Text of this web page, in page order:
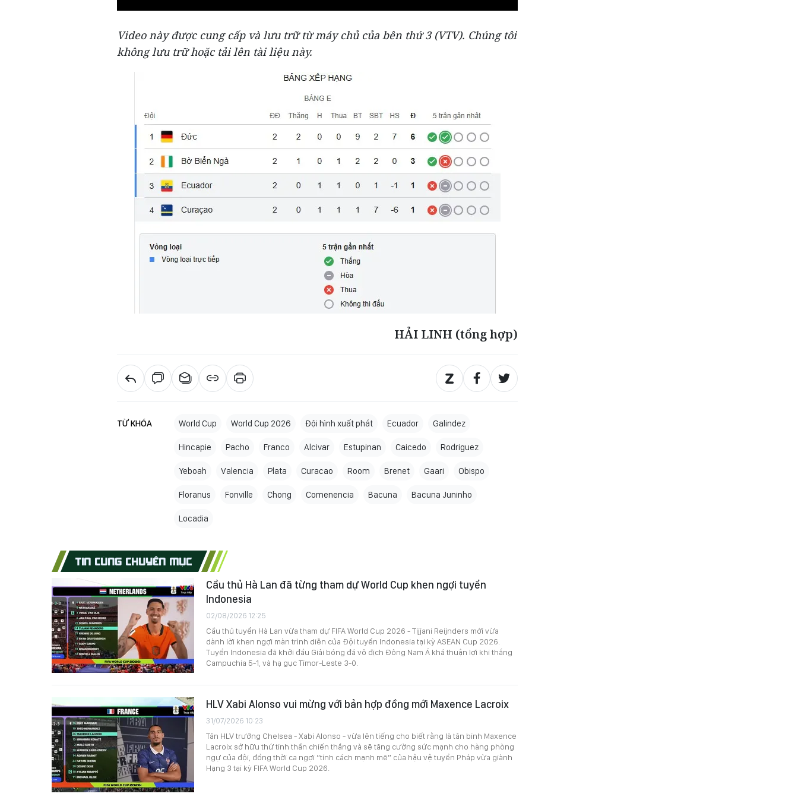
Video này được cung cấp và lưu trữ từ máy chủ của bên thứ 3 (VTV). Chúng tôi
không lưu trữ hoặc tải lên tài liệu này.
HẢI LINH (tổng hợp)
TỪ KHÓA World Cup World Cup 2026 Đội hình xuất phát Ecuador Galindez
Hincapie Pacho Franco Alcivar Estupinan Caicedo Rodriguez
Yeboah Valencia Plata Curacao Room Brenet Gaari Obispo
Floranus Fonville Chong Comenencia Bacuna Bacuna Juninho
Locadia
TIN CÙNG CHUYÊN MỤC
Cầu thủ Hà Lan đã từng tham dự World Cup khen ngợi tuyển
Indonesia
02/08/2026 12:25
Cầu thủ tuyển Hà Lan vừa tham dự FIFA World Cup 2026 - Tijjani Reijnders mới vừa
dành lời khen ngợi màn trình diễn của Đội tuyển Indonesia tại kỳ ASEAN Cup 2026.
Tuyển Indonesia đã khởi đầu Giải bóng đá vô địch Đông Nam Á khá thuận lợi khi thắng
Campuchia 5-1, và hạ gục Timor-Leste 3-0.
HLV Xabi Alonso vui mừng với bản hợp đồng mới Maxence Lacroix
31/07/2026 10:23
Tân HLV trưởng Chelsea - Xabi Alonso - vừa lên tiếng cho biết rằng là tân binh Maxence
Lacroix sở hữu thứ tinh thần chiến thắng và sẽ tăng cường sức mạnh cho hàng phòng
ngự của đội, đồng thời ca ngợi “tính cách mạnh mẽ” của hậu vệ tuyển Pháp vừa giành
Hạng 3 tại kỳ FIFA World Cup 2026.